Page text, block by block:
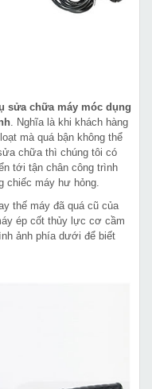
sửa chữa máy móc dụng
. Nghĩa là khi khách hàng
mà quá bận không thể
chữa thì chúng tôi có
tới tận chân công trình
chiếc máy hư hỏng.
thế máy đã quá cũ của
ép cốt thủy lực cơ cầm
ảnh phía dưới để biết